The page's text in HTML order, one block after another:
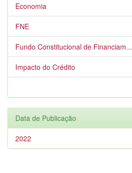
Economia
FNE
Fundo Constitucional de Financiam...
Impacto do Crédito
Data de Publicação
2022